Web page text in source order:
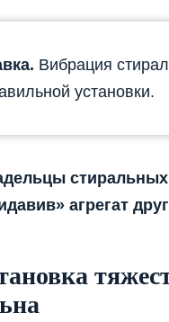
Вибрация
установки.
агрегат